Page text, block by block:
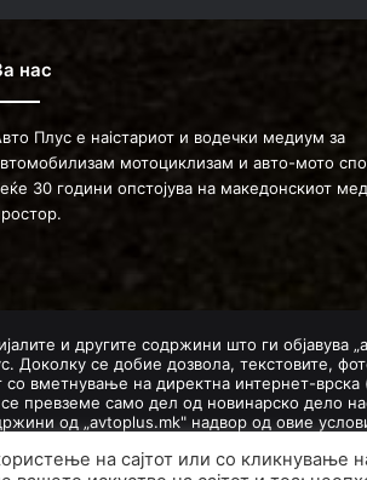
нас
Плус е наістариот и водечки медиум за
мотоциклизам и авто-мото
30 години опстојува на македонскиот
и другите содржини што ги
Доколку се добие дозвола, текстовите,
вметнување на директна интернет-
превземе само дел од новинарско дело
од „avtoplus.mk" надвор од овие
Developed by PROCESS IN. Hosted by
на сајтот или со кликнување